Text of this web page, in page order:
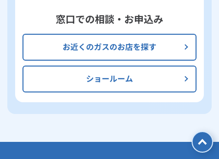
窓口での相談・お申込み
お近くのガスのお店を探す
ショールーム